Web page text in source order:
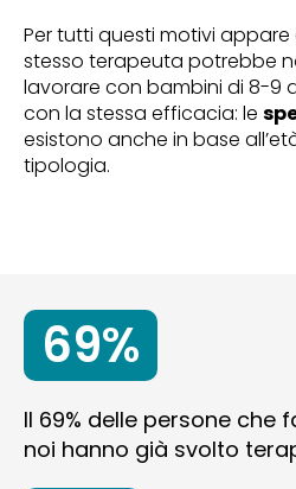
Per tutti questi motivi
stesso terapeuta potrebbe
lavorare con bambini di 8-9
con la stessa efficacia: le
esistono anche in base
tipologia.
69%
Il 69% delle persone che
noi hanno già svolto